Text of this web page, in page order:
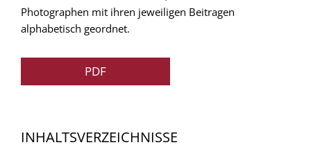
Photographen mit ihren jeweiligen Beitragen
alphabetisch geordnet.
PDF
INHALTSVERZEICHNISSE